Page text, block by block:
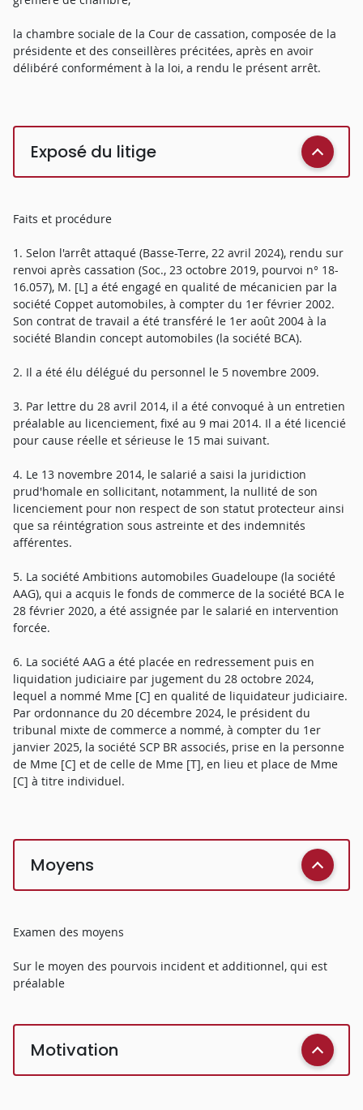
la chambre sociale de la Cour de cassation, composée de la
présidente et des conseillères précitées, après en avoir
délibéré conformément à la loi, a rendu le présent arrêt.
Exposé du litige
Faits et procédure
1. Selon l'arrêt attaqué (Basse-Terre, 22 avril 2024), rendu sur
renvoi après cassation (Soc., 23 octobre 2019, pourvoi n° 18-
16.057), M. [L] a été engagé en qualité de mécanicien par la
société Coppet automobiles, à compter du 1er février 2002.
Son contrat de travail a été transféré le 1er août 2004 à la
société Blandin concept automobiles (la société BCA).
2. Il a été élu délégué du personnel le 5 novembre 2009.
3. Par lettre du 28 avril 2014, il a été convoqué à un entretien
préalable au licenciement, fixé au 9 mai 2014. Il a été licencié
pour cause réelle et sérieuse le 15 mai suivant.
4. Le 13 novembre 2014, le salarié a saisi la juridiction
prud'homale en sollicitant, notamment, la nullité de son
licenciement pour non respect de son statut protecteur ainsi
que sa réintégration sous astreinte et des indemnités
afférentes.
5. La société Ambitions automobiles Guadeloupe (la société
AAG), qui a acquis le fonds de commerce de la société BCA le
28 février 2020, a été assignée par le salarié en intervention
forcée.
6. La société AAG a été placée en redressement puis en
liquidation judiciaire par jugement du 28 octobre 2024,
lequel a nommé Mme [C] en qualité de liquidateur judiciaire.
Par ordonnance du 20 décembre 2024, le président du
tribunal mixte de commerce a nommé, à compter du 1er
janvier 2025, la société SCP BR associés, prise en la personne
de Mme [C] et de celle de Mme [T], en lieu et place de Mme
[C] à titre individuel.
Moyens
Examen des moyens
Sur le moyen des pourvois incident et additionnel, qui est
préalable
Motivation